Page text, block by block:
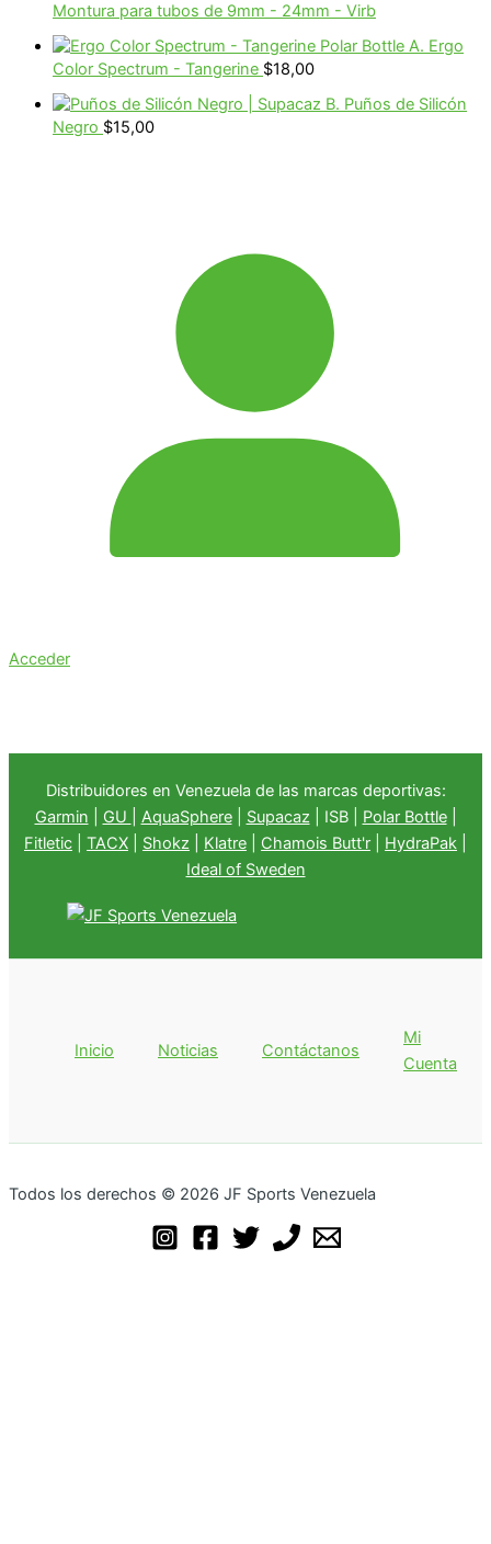
Montura para tubos de 9mm - 24mm - Virb
A. Ergo
Color Spectrum - Tangerine $18,00
B. Puños de Silicón
Negro $15,00
Acceder
Distribuidores en Venezuela de las marcas deportivas:
Garmin
GU AquaSphere| Supacaz | ISB | Polar Bottle|
Fitletic
TACX Shokz Klatre Chamois Butt'r HydraPak
Ideal of Sweden
Inicio Noticias Contáctanos
Mi
Cuenta
Todos los derechos © 2026 JF Sports Venezuela